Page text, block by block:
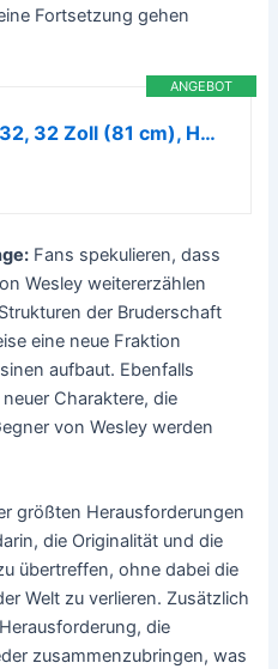
Fortsetzung gehen
ANGEBOT
Xiaomi TV F 32, 32 Zoll (81 cm), HD, Smart TV, Fire OS7, Triple Tuner DVB-C/S/S2/T/T2, Dolby Audio™, DTS Virtual:X, DTS-HD, Sprachsteuerung mit Alexa, Kompatibel mit Apple AirPlay
Fans spekulieren, dass
Wesley weitererzählen
der Bruderschaft
eine neue Fraktion
aufbaut. Ebenfalls
Charaktere, die
von Wesley werden
größten Herausforderungen
die Originalität und die
übertreffen, ohne dabei die
Welt zu verlieren. Zusätzlich
die
zusammenzubringen, was